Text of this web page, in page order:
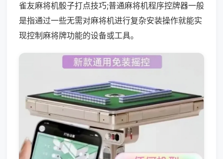
雀友麻将机骰子打点技巧;普通麻将机程序控牌器一般
是指通过一些无需对麻将机进行复杂安装操作就能实
现控制麻将牌功能的设备或工具。